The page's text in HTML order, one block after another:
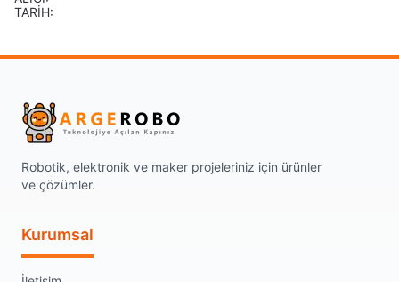
TARİH:
Robotik, elektronik ve maker projeleriniz için ürünler
ve çözümler.
Kurumsal